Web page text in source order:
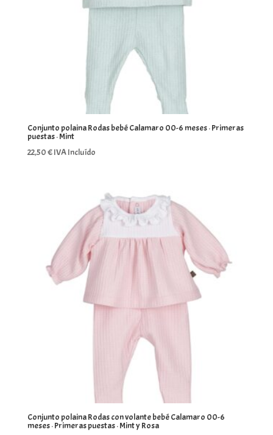
Conjunto polaina Rodas bebé Calamaro 00-6 meses · Primeras
puestas · Mint
22,50€IVA Incluído
Conjunto polaina Rodas con volante bebé Calamaro 00-6
meses · Primeras puestas · Mint y Rosa